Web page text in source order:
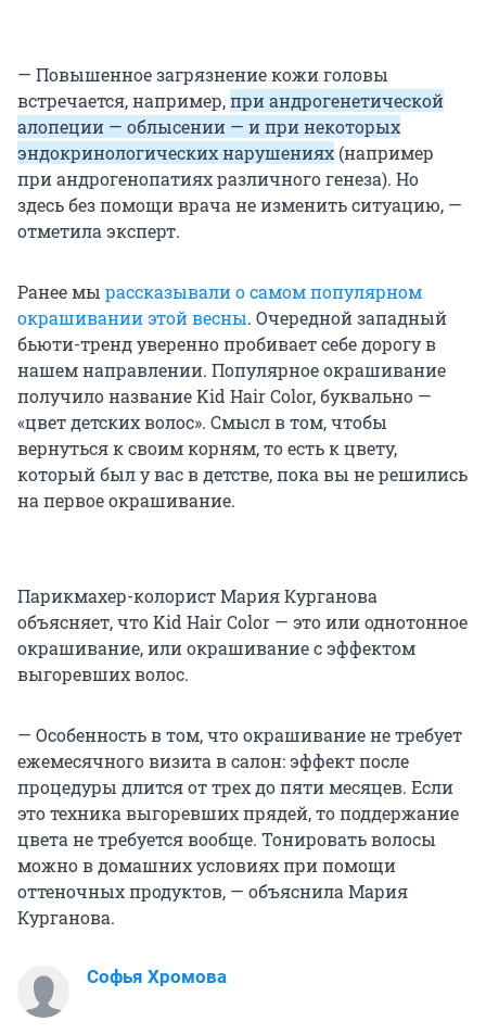
— Повышенное загрязнение кожи головы
встречается, например,при андрогенетической
алопеции — облысении — и при некоторых
эндокринологических нарушениях (например
при андрогенопатиях различного генеза). Но
здесь без помощи врача не изменить ситуацию, —
отметила эксперт.
Ранее мы рассказывали о самом популярном
окрашивании этой весны. Очередной западный
бьюти-тренд уверенно пробивает себе дорогу в
нашем направлении. Популярное окрашивание
получило название Kid Hair Color, буквально —
«цвет детских волос». Смысл в том, чтобы
вернуться к своим корням, то есть к цвету,
который был у вас в детстве, пока вы не решились
на первое окрашивание.
Парикмахер-колорист Мария Курганова
объясняет, что Kid Hair Color — это или однотонное
окрашивание, или окрашивание с эффектом
выгоревших волос.
— Особенность в том, что окрашивание не требует
ежемесячного визита в салон: эффект после
процедуры длится от трех до пяти месяцев. Если
это техника выгоревших прядей, то поддержание
цвета не требуется вообще. Тонировать волосы
можно в домашних условиях при помощи
оттеночных продуктов, — объяснила Мария
Курганова.
Софья Хромова